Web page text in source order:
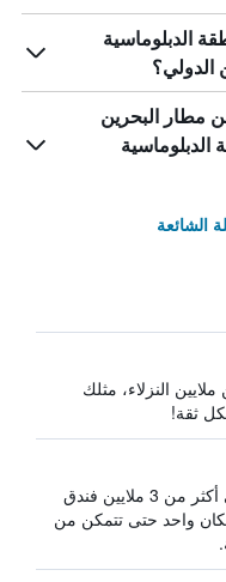
الدبلوماسية
الدولي؟
مطار البحرين
الدبلوماسية
الشائعة
النزلاء، مثلك
ثقة!
يبحث HotelsCombined في أكثر من 3 ملايين فندق
واحد حتى تتمكن من